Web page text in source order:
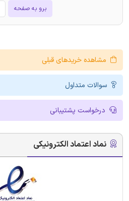
برو به صفحه
مشاهده خریدهای قبلی
سوالات متداول
درخواست پشتیبانی
نماد اعتماد الکترونیکی